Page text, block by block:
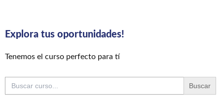
Explora tus oportunidades!
Tenemos el curso perfecto para tí
Buscar: